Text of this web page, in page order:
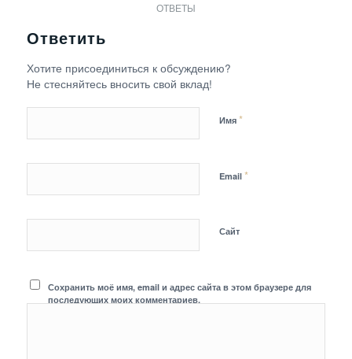
ОТВЕТЫ
Ответить
Хотите присоединиться к обсуждению?
Не стесняйтесь вносить свой вклад!
Имя *
Email *
Сайт
Сохранить моё имя, email и адрес сайта в этом браузере для
последующих моих комментариев.